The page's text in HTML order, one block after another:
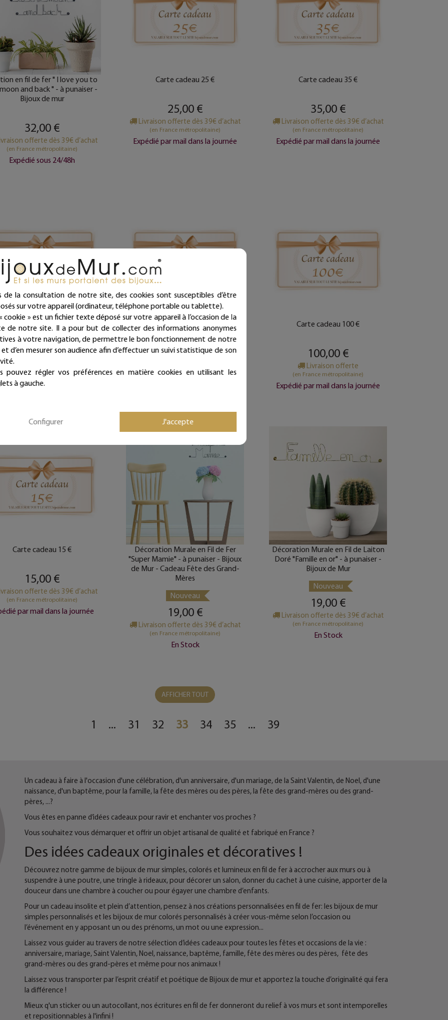
en fil de fer " I love you to
and back " - à punaiser -
Bijoux de mur
32,00 €
offerte dès 39€ d’achat
(en France métropolitaine)
Expédié sous 24/48h
Carte cadeau 25 €
25,00 €
Livraison offerte dès 39€ d’achat
(en France métropolitaine)
Expédié par mail dans la journée
Carte cadeau 35 €
35,00 €
Livraison offerte dès 39€ d’achat
(en France métropolitaine)
Expédié par mail dans la journée
Carte cadeau 50 €
50,00 €
(en France métropolitaine)
par mail dans la journée
Carte cadeau 75 €
75,00 €
(en France métropolitaine)
Carte cadeau 100 €
100,00 €
Livraison offerte
(en France métropolitaine)
Expédié par mail dans la journée
Carte cadeau 15 €
15,00 €
offerte dès 39€ d’achat
(en France métropolitaine)
par mail dans la journée
Décoration Murale en Fil de Fer
"Super Mamie" - à punaiser - Bijoux
de Mur - Cadeau Fête des Grand-
Mères
Nouveau
19,00 €
Livraison offerte dès 39€ d’achat
(en France métropolitaine)
En Stock
Décoration Murale en Fil de Laiton
Doré "Famille en or" - à punaiser -
Bijoux de Mur
Nouveau
19,00 €
Livraison offerte dès 39€ d’achat
(en France métropolitaine)
En Stock
AFFICHER TOUT
1 ... 31 32 33 34 35 ... 39
Un cadeau à faire à l'occasion d'une célébration, d'un anniversaire, d'un mariage, de la Saint Valentin, de Noel, d'une
naissance, d'un baptême, pour la famille, la fête des mères ou des pères, la fête des grand-mères ou des grand-
pères, ...?
Vous êtes en panne d’idées cadeaux pour ravir et enchanter vos proches ?
Vous souhaitez vous démarquer et offrir un objet artisanal de qualité et fabriqué en France ?
Des idées cadeaux originales et décoratives !
Découvrez notre gamme de bijoux de mur simples, colorés et lumineux en fil de fer à accrocher aux murs ou à
suspendre à une poutre, une tringle à rideaux, pour décorer un salon, donner du cachet à une cuisine, apporter de la
douceur dans une chambre à coucher ou pour égayer une chambre d’enfants.
Pour un cadeau insolite et plein d’attention, pensez à nos créations personnalisées en fil de fer: les bijoux de mur
simples personnalisés et les bijoux de mur colorés personnalisés à créer vous-même selon l’occasion ou
l’événement en y apposant un ou des prénoms, un mot ou une expression...
Laissez vous guider au travers de notre sélection d’idées cadeaux pour toutes les fêtes et occasions de la vie :
anniversaire, mariage, Saint Valentin, Noel, naissance, baptême, famille, fête des mères ou des pères, fête des
grand-mères ou des grand-pères et même pour nos animaux !
Laissez vous transporter par l’esprit créatif et poétique de Bijoux de mur et apportez la touche d’originalité qui fera
la différence !
Mieux q'un sticker ou un autocollant, nos écritures en fil de fer donneront du relief à vos murs et sont intemporelles
et repositionnables à l'infini !
de la consultation de notre site, des cookies sont susceptibles d’être
sur votre appareil (ordinateur, téléphone portable ou tablette).
cookie » est un fichier texte déposé sur votre appareil à l’occasion de la
de notre site. Il a pour but de collecter des informations anonymes
à votre navigation, de permettre le bon fonctionnement de notre
d’en mesurer son audience afin d’effectuer un suivi statistique de son
pouvez régler vos préférences en matière cookies en utilisant les
à gauche.
Configurer J'accepte